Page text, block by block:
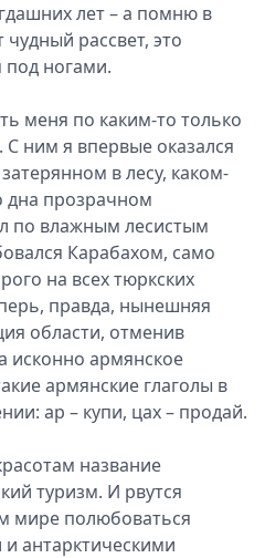
лет – а помню в
чудный рассвет, это
под ногами.
меня по каким-то только
ним я впервые оказался
в лесу, каком-
дна прозрачном
по влажным лесистым
Карабахом, само
на всех тюркских
правда, нынешняя
области, отменив
исконно армянское
армянские глаголы в
ар – купи, цах – продай.
название
туризм. И рвутся
мире полюбоваться
антарктическими